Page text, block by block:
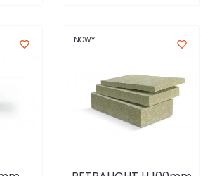
favorite_border NOWY favorite_border